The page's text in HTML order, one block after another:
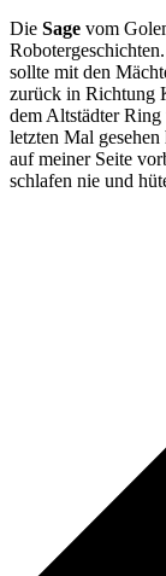
Die Sage vom
sollte mit den
zurück in Richtung
dem Altstädter
letzten Mal
auf meiner Seite
schlafen nie und